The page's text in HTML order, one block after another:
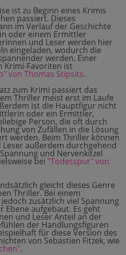
ist zu Beginn eines Krimis
passiert. Dieses
im Verlauf der Geschichte
oder einem Ermittler
und Leser werden hier
eingeladen, wodurch die
werden. Einer
Krimi-Favoriten ist
von Thomas Stipsits.
zum Krimi passiert das
Thriller meist erst im Laufe
ist die Hauptfigur nicht
oder ein Ermittler,
Person, die oft durch
von Zufällen in die Lösung
werden. Beim Thriller können
Leser außerdem durchgehend
und Nervenkitzel
bei "Todesspur" von
gleicht dieses Genre
Thriller. Bei einem
zusätzlich viel Spannung
Ebene aufgebaut. Es geht
und Leser Anteil an der
der Handlungsfiguren
für diese Version des
von Sebastien Fitzek, wie
.